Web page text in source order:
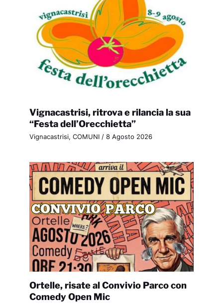
Vignacastrisi, ritrova e rilancia la sua
“Festa dell’Orecchietta”
Vignacastrisi, COMUNI/ 8 Agosto 2026
Ortelle, risate al Convivio Parco con
Comedy Open Mic